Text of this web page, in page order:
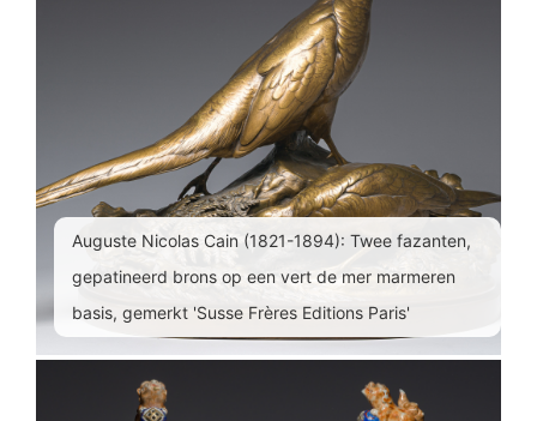
Auguste Nicolas Cain (1821-1894): Twee fazanten,
gepatineerd brons op een vert de mer marmeren
basis, gemerkt 'Susse Frères Editions Paris'